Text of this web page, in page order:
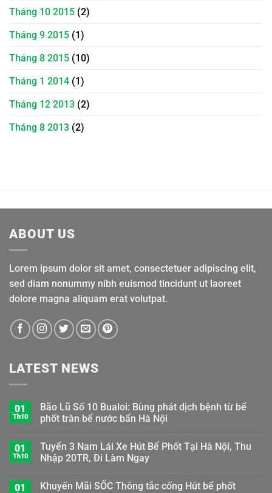
Tháng 10 2015 (2)
Tháng 9 2015 (1)
Tháng 8 2015 (10)
Tháng 1 2014 (1)
Tháng 12 2013 (2)
Tháng 8 2013 (2)
ABOUT US
Lorem ipsum dolor sit amet, consectetuer adipiscing elit,
sed diam nonummy nibh euismod tincidunt ut laoreet
dolore magna aliquam erat volutpat.
LATEST NEWS
01
Th10
Bão Lũ Số 10 Bualoi: Bùng phát dịch bệnh từ bể
phốt tràn bể nước bẩn Hà Nội
01
Th10
Tuyển 3 Nam Lái Xe Hút Bể Phốt Tại Hà Nội, Thu
Nhập 20TR, Đi Làm Ngay
01
Khuyến Mãi SỐC Thông tắc cống Hút bể phốt